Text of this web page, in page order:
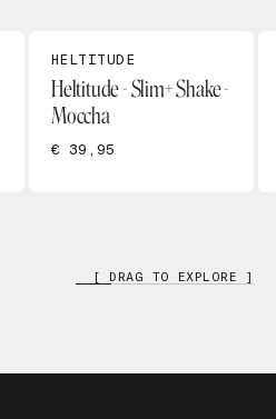
HELTITUDE
Heltitude - Slim+ Shake -
Moccha
€ 39,95
[ DRAG TO EXPLORE ]